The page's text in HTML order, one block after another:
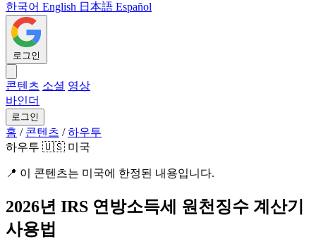
한국어 English 日本語 Español
로그인
콘텐츠 소셜 영상
바인더
로그인
홈 / 콘텐츠 / 하우투
하우투 🇺🇸 미국
📍 이 콘텐츠는 미국에 한정된 내용입니다.
2026년 IRS 연방소득세 원천징수 계산기
사용법